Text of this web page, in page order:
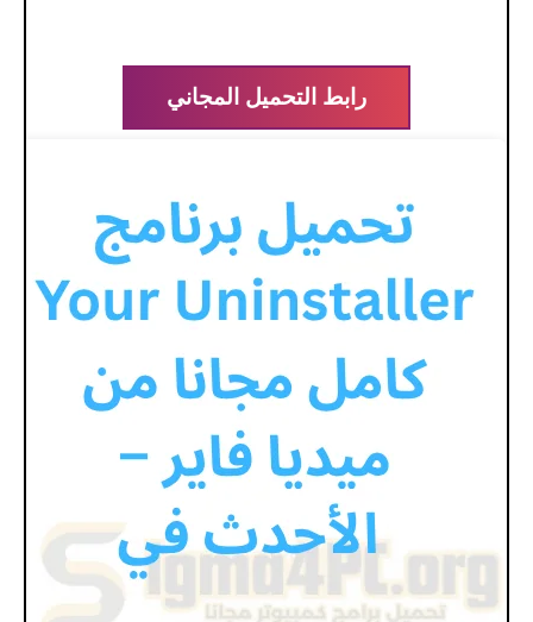
رابط التحميل المجاني